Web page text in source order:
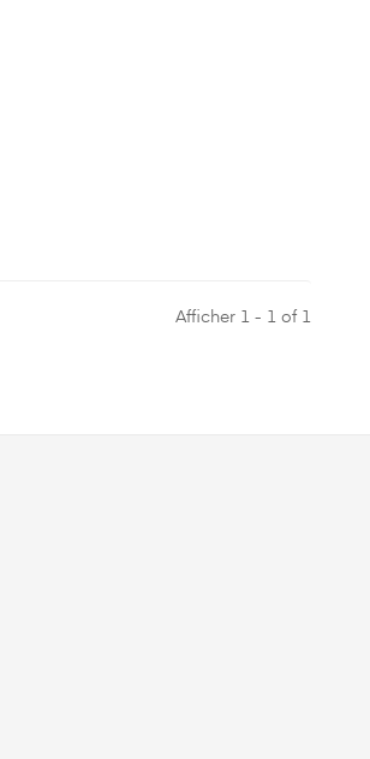
Afficher 1 - 1 of 1